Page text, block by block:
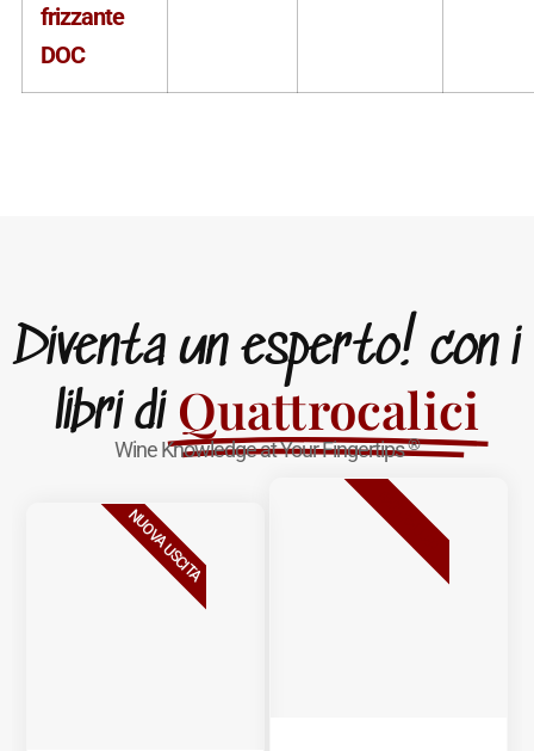
frizzante
DOC
Diventa un esperto! con i
libri di Quattrocalici
Wine Knowledge at Your Fingertips®
NUOVA USCITA BESTSELLER